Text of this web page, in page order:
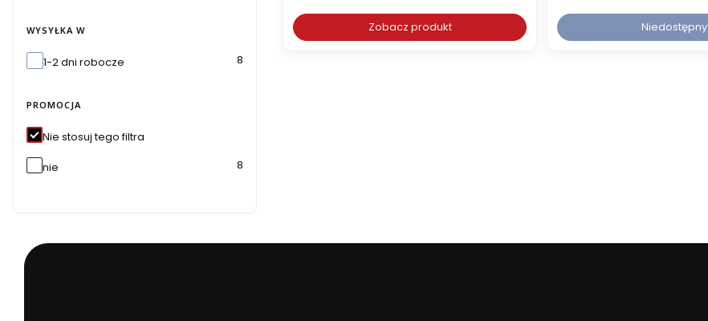
WYSYŁKA W
Wysyłka w
1-2 dni robocze 8
PROMOCJA
Nie stosuj tego filtra
nie
8
Zobacz produkt Niedostępny